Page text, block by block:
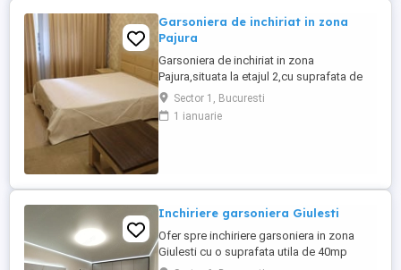
Garsoniera de inchiriat in zona
Pajura
Garsoniera de inchiriat in zona
Pajura,situata la etajul 2,cu suprafata de
37 mp,locuinta linistita si bine
organizata.Aproape de metrou Jiului si
parc. Sunati pentru detalii.
Sector 1, Bucuresti
1 ianuarie
Inchiriere garsoniera Giulesti
Ofer spre inchiriere garsoniera in zona
Giulesti cu o suprafata utila de 40mp